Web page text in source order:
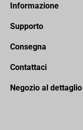
Informazione
Supporto
Consegna
Contattaci
Negozio al